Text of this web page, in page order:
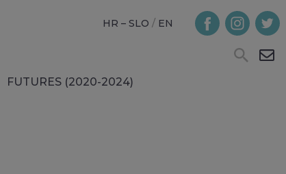
HR – SLO / EN
FUTURES (2020-2024)